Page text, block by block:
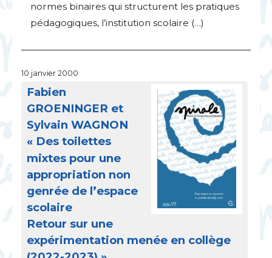
normes binaires qui structurent les pratiques
pédagogiques, l’institution scolaire (…)
10 janvier 2000
Fabien
GROENINGER et
SylvainWAGNON
« Des toilettes
mixtes pour une
appropriation non
genrée de l’espace
scolaire
Retour sur une
expérimentation menée en collège